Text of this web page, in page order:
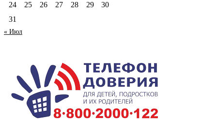
24
25 26 27 28 29
30
31
« Июл